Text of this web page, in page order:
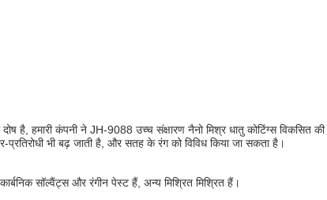
दोष है, हमारी कंपनी ने JH-9088 उच्च संक्षारण नैनो मिश्र धातु कोटिंग्स
भी बढ़ जाती है, और सतह के रंग को विविध किया जा सकता है।
सॉल्वैंट्स और रंगीन पेस्ट हैं, अन्य मिश्रित मिश्रित हैं।